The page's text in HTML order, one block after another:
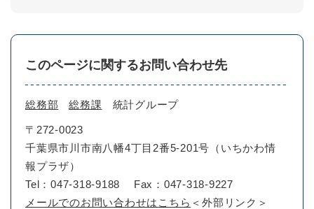
このページに関するお問い合わせ先
総務部 総務課 統計グループ
〒272-0023
千葉県市川市南八幡4丁目2番5-201号（いちかわ情
報プラザ）
Tel：047-318-9188
Fax：047-318-9227
メールでのお問い合わせはこちら ＜外部リンク＞